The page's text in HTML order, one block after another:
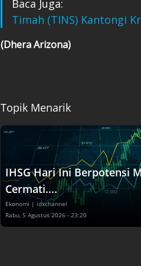
Baca Juga:
Timah (TINS) Kantongi
(Dhera Arizona)
Topik Menarik
IHSG Hari Ini Berpotensi
Cermati....
Ekonomi | idxchannel
Rabu, 5 Agustus 2026 - 23:20